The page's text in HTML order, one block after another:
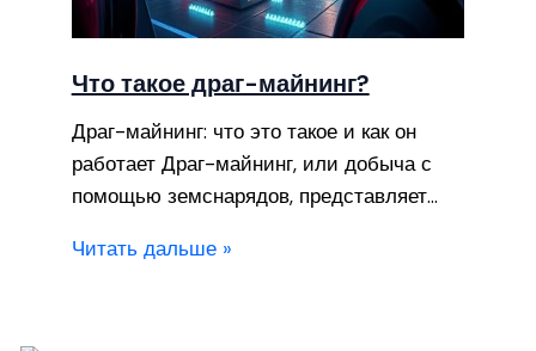
Что такое драг-майнинг?
Драг-майнинг: что это такое и как он
работает Драг-майнинг, или добыча с
помощью земснарядов, представляет…
Читать дальше »